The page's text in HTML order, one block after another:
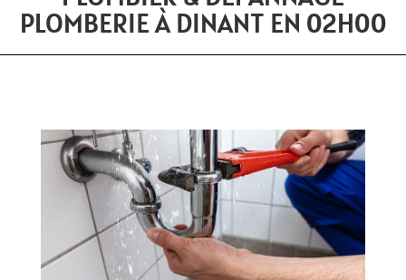
PLOMBERIE À DINANT EN 02H00